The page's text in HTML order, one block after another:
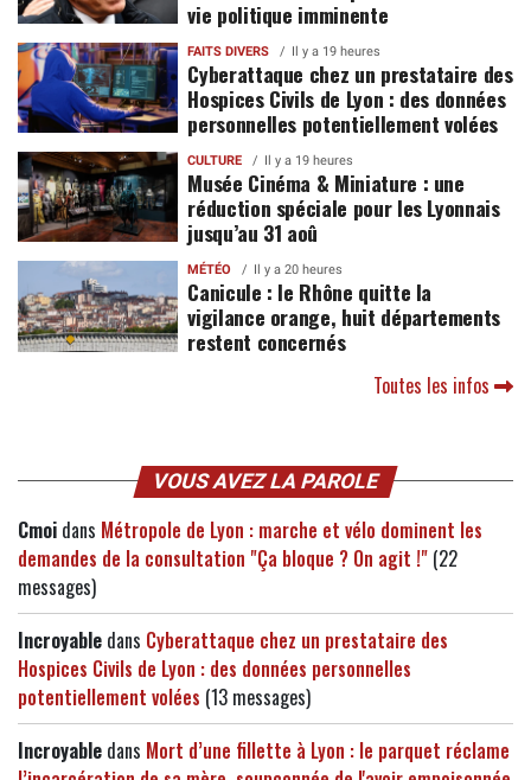
vie politique imminente
FAITS DIVERS Il y a 19 heures
Cyberattaque chez un prestataire des
Hospices Civils de Lyon : des données
personnelles potentiellement volées
CULTURE Il y a 19 heures
Musée Cinéma & Miniature : une
réduction spéciale pour les Lyonnais
jusqu’au 31 aoû
MÉTÉO Il y a 20 heures
Canicule : le Rhône quitte la
vigilance orange, huit départements
restent concernés
Toutes les infos
VOUS AVEZ LA PAROLE
Cmoi dans Métropole de Lyon : marche et vélo dominent les
demandes de la consultation "Ça bloque ? On agit !" (22
messages)
Incroyable dans Cyberattaque chez un prestataire des
Hospices Civils de Lyon : des données personnelles
potentiellement volées (13 messages)
Incroyable dans Mort d’une fillette à Lyon : le parquet réclame